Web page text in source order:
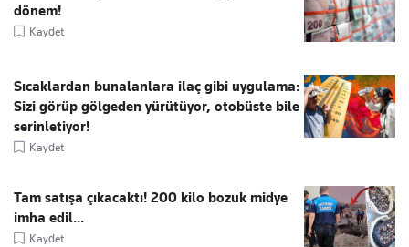
dönem!
Kaydet
Sıcaklardan bunalanlara ilaç gibi uygulama:
Sizi görüp gölgeden yürütüyor, otobüste bile
serinletiyor!
Kaydet
Tam satışa çıkacaktı! 200 kilo bozuk midye
imha edil...
Kaydet